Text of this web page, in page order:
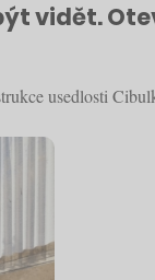
vidět.
usedlosti